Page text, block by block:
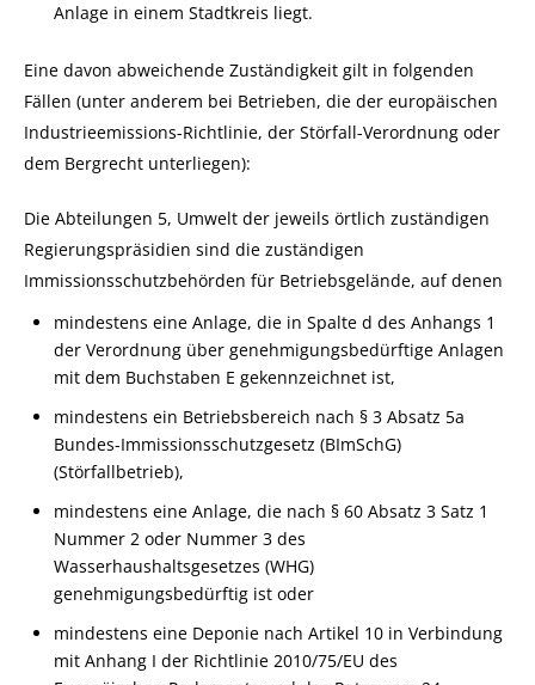
Anlage in einem Stadtkreis liegt.
Eine davon abweichende Zuständigkeit gilt in folgenden
Fällen (unter anderem bei Betrieben, die der europäischen
Industrieemissions-Richtlinie, der Störfall-Verordnung oder
dem Bergrecht unterliegen):
Die Abteilungen 5, Umwelt der jeweils örtlich zuständigen
Regierungspräsidien sind die zuständigen
Immissionsschutzbehörden für Betriebsgelände, auf denen
mindestens eine Anlage, die in Spalte d des Anhangs 1
der Verordnung über genehmigungsbedürftige Anlagen
mit dem Buchstaben E gekennzeichnet ist,
mindestens ein Betriebsbereich nach § 3 Absatz 5a
Bundes-Immissionsschutzgesetz (BImSchG)
(Störfallbetrieb),
mindestens eine Anlage, die nach § 60 Absatz 3 Satz 1
Nummer 2 oder Nummer 3 des
Wasserhaushaltsgesetzes (WHG)
genehmigungsbedürftig ist oder
mindestens eine Deponie nach Artikel 10 in Verbindung
mit Anhang I der Richtlinie 2010/75/EU des